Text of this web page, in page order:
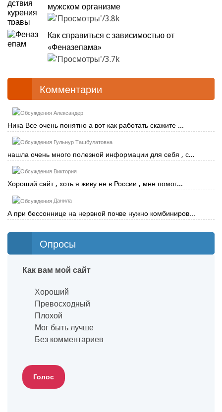
мужском организме
3.8k
Как справиться с зависимостью от
«Феназепама»
3.7k
Комментарии
Александер
Ника Все очень понятно а вот как работать скажите ...
Гульнур Ташбулатовна
нашла очень много полезной информации для себя , с...
Виктория
Хороший сайт , хоть я живу не в России , мне помог...
Данила
А при бессоннице на нервной почве нужно комбиниров...
Опросы
Как вам мой сайт
Хороший
Превосходный
Плохой
Мог быть лучше
Без комментариев